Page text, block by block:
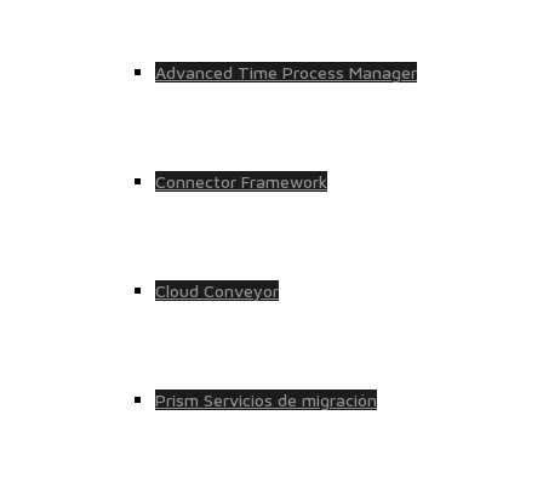
Advanced Time Process Manager
Connector Framework
Cloud Conveyor
Prism Servicios de migración